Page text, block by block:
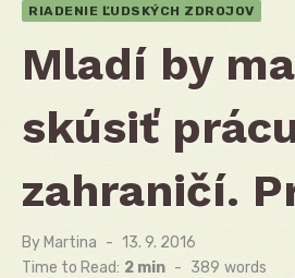
RIADENIE ĽUDSKÝCH ZDROJOV
Mladí by
skúsiť
zahraničí.
By Martina
Posted
on
13. 9. 2016
Time to Read: 2 min - 389 words